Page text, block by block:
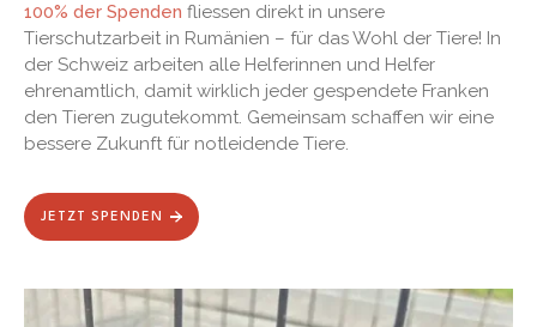
100% der Spenden fliessen direkt in unsere
Tierschutzarbeit in Rumänien – für das Wohl der Tiere! In
der Schweiz arbeiten alle Helferinnen und Helfer
ehrenamtlich, damit wirklich jeder gespendete Franken
den Tieren zugutekommt. Gemeinsam schaffen wir eine
bessere Zukunft für notleidende Tiere.
JETZT SPENDEN